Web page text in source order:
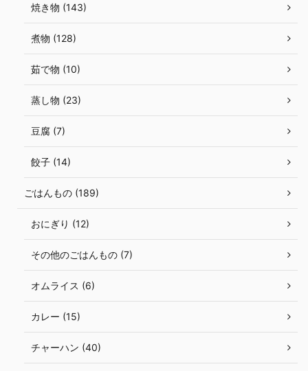
焼き物 (143)
煮物 (128)
茹で物 (10)
蒸し物 (23)
豆腐 (7)
餃子 (14)
ごはんもの (189)
おにぎり (12)
その他のごはんもの (7)
オムライス (6)
カレー (15)
チャーハン (40)